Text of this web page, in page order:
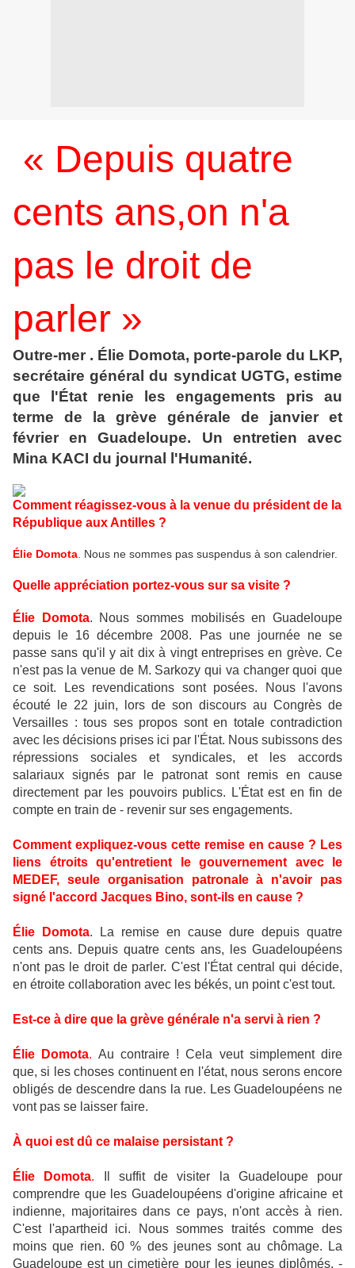
« Depuis quatre
cents ans,on n'a
pas le droit de
parler »
Outre-mer . Élie Domota, porte-parole du LKP,
secrétaire général du syndicat UGTG, estime
que l'État renie les engagements pris au
terme de la grève générale de janvier et
février en Guadeloupe. Un entretien avec
Mina KACI du journal l'Humanité.
Comment réagissez-vous à la venue du président de la
République aux Antilles ?
Élie Domota Nous ne sommes pas suspendus à son calendrier.
Quelle appréciation portez-vous sur sa visite ?
Élie Domota. Nous sommes mobilisés en Guadeloupe
depuis le 16 décembre 2008. Pas une journée ne se
passe sans qu'il y ait dix à vingt entreprises en grève. Ce
n'est pas la venue de M. Sarkozy qui va changer quoi que
ce soit. Les revendications sont posées. Nous l'avons
écouté le 22 juin, lors de son discours au Congrès de
Versailles : tous ses propos sont en totale contradiction
avec les décisions prises ici par l'État. Nous subissons des
répressions sociales et syndicales, et les accords
salariaux signés par le patronat sont remis en cause
directement par les pouvoirs publics. L'État est en fin de
compte en train de - revenir sur ses engagements.
Comment expliquez-vous cette remise en cause ? Les
liens étroits qu'entretient le gouvernement avec le
MEDEF, seule organisation patronale à n'avoir pas
signé l'accord Jacques Bino, sont-ils en cause ?
Élie Domota. La remise en cause dure depuis quatre
cents ans. Depuis quatre cents ans, les Guadeloupéens
n'ont pas le droit de parler. C'est l'État central qui décide,
en étroite collaboration avec les békés, un point c'est tout.
Est-ce à dire que la grève générale n'a servi à rien ?
Élie Domota. Au contraire ! Cela veut simplement dire
que, si les choses continuent en l'état, nous serons encore
obligés de descendre dans la rue. Les Guadeloupéens ne
vont pas se laisser faire.
À quoi est dû ce malaise persistant ?
Élie Domota. Il suffit de visiter la Guadeloupe pour
comprendre que les Guadeloupéens d'origine africaine et
indienne, majoritaires dans ce pays, n'ont accès à rien.
C'est l'apartheid ici. Nous sommes traités comme des
moins que rien. 60 % des jeunes sont au chômage. La
Guadeloupe est un cimetière pour les jeunes diplômés, -